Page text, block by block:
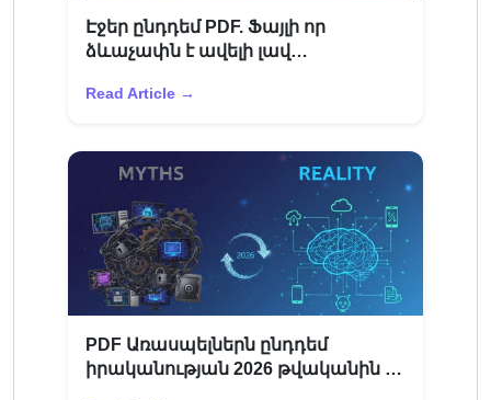
Էջեր ընդդեմ PDF. Ֆայլի որ
ձևաչափն է ավելի լավ
համար
Read Article →
PDF Առասպելներն ընդդեմ
իրականության 2026 թվականին –